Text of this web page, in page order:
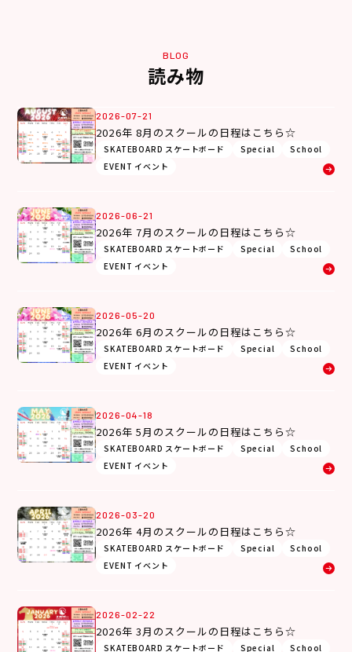
BLOG
読み物
2026-07-21
2026年 8月のスクールの日程はこちら☆
SKATEBOARD スケートボード Special
School
EVENT イベント
2026-06-21
2026年 7月のスクールの日程はこちら☆
SKATEBOARD スケートボード Special
School
EVENT イベント
2026-05-20
2026年 6月のスクールの日程はこちら☆
SKATEBOARD スケートボード Special
School
EVENT イベント
2026-04-18
2026年 5月のスクールの日程はこちら☆
SKATEBOARD スケートボード Special
School
EVENT イベント
2026-03-20
2026年 4月のスクールの日程はこちら☆
SKATEBOARD スケートボード Special
School
EVENT イベント
2026-02-22
2026年 3月のスクールの日程はこちら☆
SKATEBOARD スケートボード Special
School